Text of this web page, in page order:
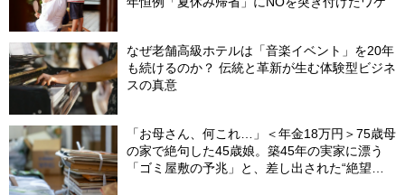
なぜ老舗高級ホテルは「音楽イベント」を20年
も続けるのか？ 伝統と革新が生む体験型ビジネ
スの真意
「お母さん、何これ…」＜年金18万円＞75歳母
の家で絶句した45歳娘。築45年の実家に漂う
「ゴミ屋敷の予兆」と、差し出された“絶望の